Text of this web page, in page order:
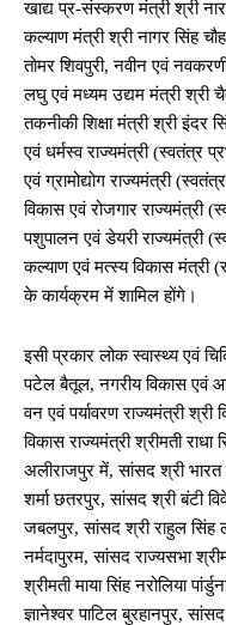
खाद्य प्र-संस्करण मंत्री श्री
कल्याण मंत्री श्री नागर सिंह
तोमर शिवपुरी, नवीन एवं
लघु एवं मध्यम उद्यम मंत्री श्री
तकनीकी शिक्षा मंत्री श्री इंदर
एवं धर्मस्व राज्यमंत्री (स्वतंत्र
एवं ग्रामोद्योग राज्यमंत्री
विकास एवं रोजगार राज्यमंत्री
पशुपालन एवं डेयरी राज्यमंत्री
कल्याण एवं मत्स्य विकास मंत्री
के कार्यक्रम में शामिल होंगे।
इसी प्रकार लोक स्वास्थ्य एवं
पटेल बैतूल, नगरीय विकास एवं
वन एवं पर्यावरण राज्यमंत्री श्री
विकास राज्यमंत्री श्रीमती
अलीराजपुर में, सांसद श्री भारत
शर्मा छतरपुर, सांसद श्री बंटी
जबलपुर, सांसद श्री राहुल सिंह
नर्मदापुरम, सांसद राज्यसभा
श्रीमती माया सिंह नरोलिया
ज्ञानेश्वर पाटिल बुरहानपुर,